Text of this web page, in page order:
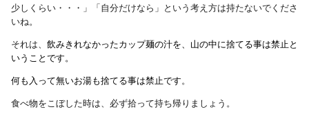
少しくらい・・・」「自分だけなら」という考え方は持たないでくださ
いね。
それは、 飲みきれなかったカップ麺の汁を、山の中に捨てる事は禁止と
いうことです。
何も入って無いお湯も捨てる事は禁止です 。
食べ物をこぼした時は、必ず拾って持ち帰りましょう。